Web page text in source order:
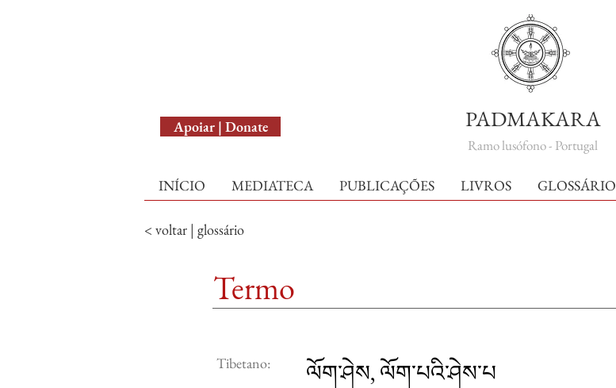
Apoiar | Donate PADMAKARA
Ramo lusófono - Portugal
INÍCIO MEDIATECA PUBLICAÇÕES LIVROS GLOSSÁRIO
< voltar | glossário
Termo
Tibetano: ལོག་ཤེས, ལོག་པའི་ཤེས་པ